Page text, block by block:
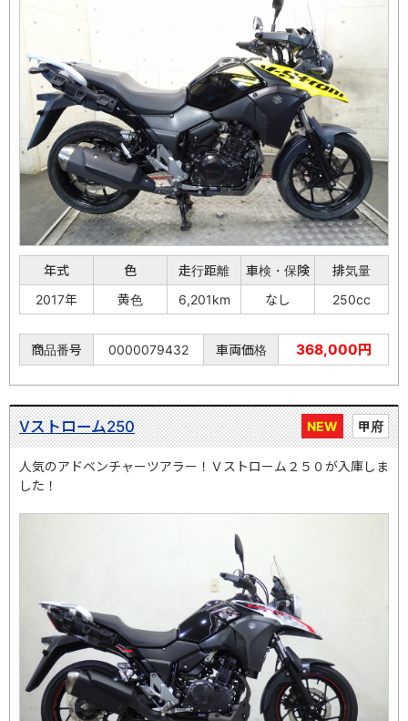
年式 色 走行距離 車検・保険
排気量
2017年
黄色 6,201km なし 250cc
商品番号 0000079432 車両価格 368,000円
NEW 甲府
Vストローム250
人気のアドベンチャーツアラー！Ｖストローム２５０が入庫しま
した！